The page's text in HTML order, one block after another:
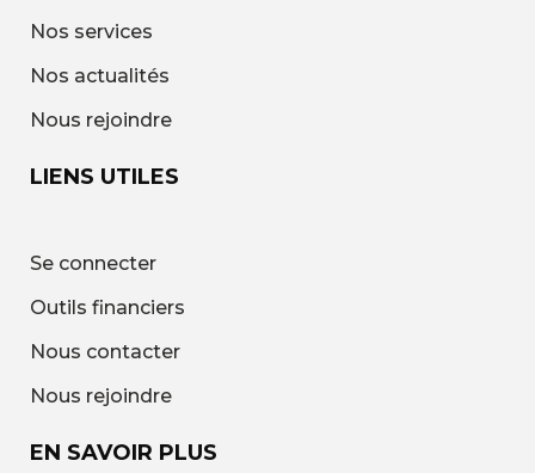
Nos services
Nos actualités
Nous rejoindre
LIENS UTILES
Se connecter
Outils financiers
Nous contacter
Nous rejoindre
EN SAVOIR PLUS